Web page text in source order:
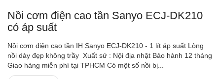
Nồi cơm điện cao tần Sanyo ECJ-DK210
có áp suất
Nồi cơm điện cao tần IH Sanyo ECJ-DK210 - 1 lít áp suất Lòng
nồi dày đẹp không trầy Xuất sứ : Nội địa nhật Bảo hành 12 tháng
Giao hàng miễn phí tại TPHCM Có một số nồi bị...